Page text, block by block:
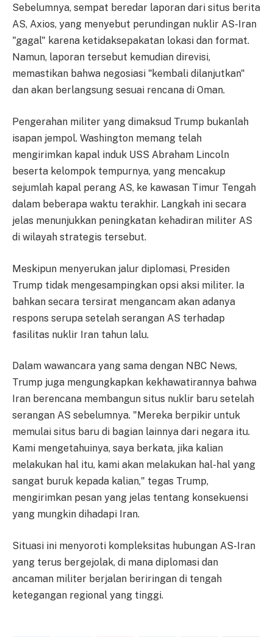
Sebelumnya, sempat beredar laporan dari situs berita
AS, Axios, yang menyebut perundingan nuklir AS-Iran
"gagal" karena ketidaksepakatan lokasi dan format.
Namun, laporan tersebut kemudian direvisi,
memastikan bahwa negosiasi "kembali dilanjutkan"
dan akan berlangsung sesuai rencana di Oman.
Pengerahan militer yang dimaksud Trump bukanlah
isapan jempol. Washington memang telah
mengirimkan kapal induk USS Abraham Lincoln
beserta kelompok tempurnya, yang mencakup
sejumlah kapal perang AS, ke kawasan Timur Tengah
dalam beberapa waktu terakhir. Langkah ini secara
jelas menunjukkan peningkatan kehadiran militer AS
di wilayah strategis tersebut.
Meskipun menyerukan jalur diplomasi, Presiden
Trump tidak mengesampingkan opsi aksi militer. Ia
bahkan secara tersirat mengancam akan adanya
respons serupa setelah serangan AS terhadap
fasilitas nuklir Iran tahun lalu.
Dalam wawancara yang sama dengan NBC News,
Trump juga mengungkapkan kekhawatirannya bahwa
Iran berencana membangun situs nuklir baru setelah
serangan AS sebelumnya. "Mereka berpikir untuk
memulai situs baru di bagian lainnya dari negara itu.
Kami mengetahuinya, saya berkata, jika kalian
melakukan hal itu, kami akan melakukan hal-hal yang
sangat buruk kepada kalian," tegas Trump,
mengirimkan pesan yang jelas tentang konsekuensi
yang mungkin dihadapi Iran.
Situasi ini menyoroti kompleksitas hubungan AS-Iran
yang terus bergejolak, di mana diplomasi dan
ancaman militer berjalan beriringan di tengah
ketegangan regional yang tinggi.